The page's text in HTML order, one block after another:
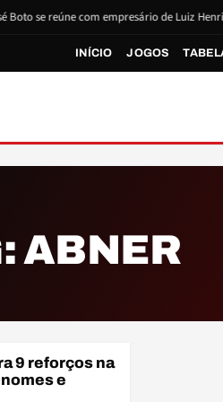
se reúne com empresário de Luiz Henrique
INÍCIO JOGOS
ABNER
9 reforços na
e